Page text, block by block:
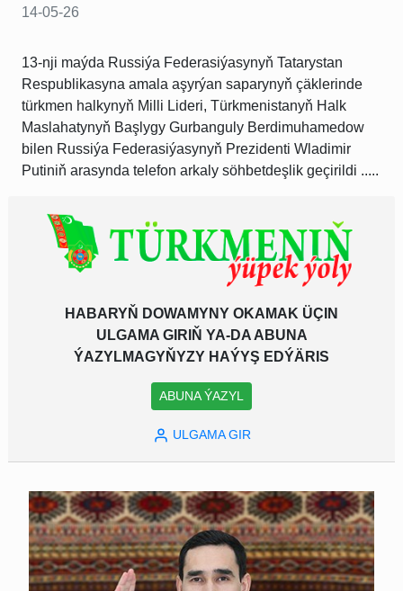
14-05-26
13-nji maýda Russiýa Federasiýasynyň Tatarystan
Respublikasyna amala aşyrýan saparynyň çäklerinde
türkmen halkynyň Milli Lideri, Türkmenistanyň Halk
Maslahatynyň Başlygy Gurbanguly Berdimuhamedow
bilen Russiýa Federasiýasynyň Prezidenti Wladimir
Putiniň arasynda telefon arkaly söhbetdeşlik geçirildi .....
HABARYŇ DOWAMYNY OKAMAK ÜÇIN
ULGAMA GIRIŇ YA-DA ABUNA
ÝAZYLMAGYŇYZY HAÝYŞ EDÝÄRIS
ABUNA ÝAZYL
ULGAMA GIR